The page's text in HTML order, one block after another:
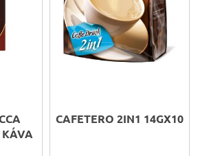
KÁVA
CAFETERO 2IN1 14GX10